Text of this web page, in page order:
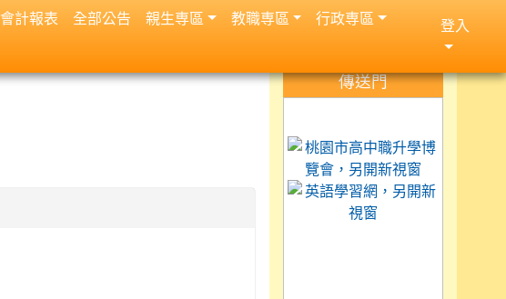
::: 傳送門
會計報表 全部公告 親生専區 教職専區 行政専區 登入